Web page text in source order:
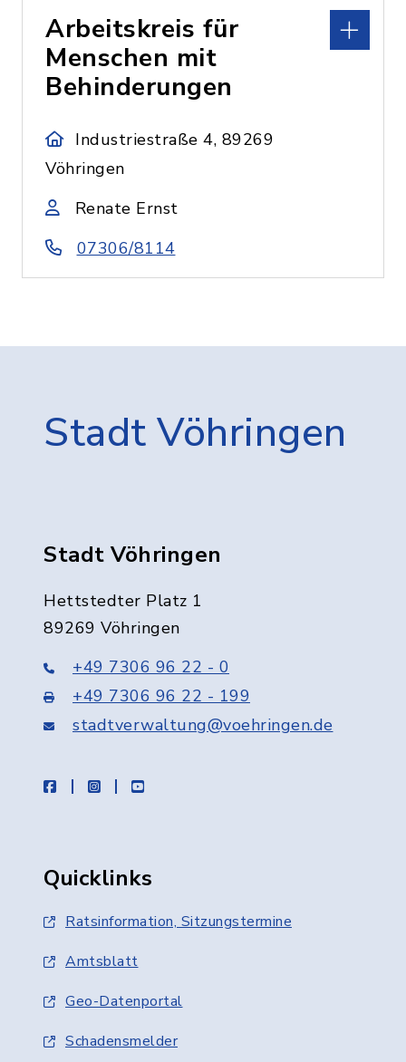
Arbeitskreis für
Menschen mit
Behinderungen
Industriestraße 4, 89269
Vöhringen
Renate Ernst
07306/8114
Stadt Vöhringen
Stadt Vöhringen
Hettstedter Platz 1
89269 Vöhringen
+49 7306 96 22 - 0
+49 7306 96 22 - 199
stadtverwaltung@voehringen.de
facebookinstagramyoutube
Quicklinks
Ratsinformation, Sitzungstermine
Amtsblatt
Geo-Datenportal
Schadensmelder